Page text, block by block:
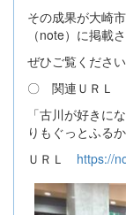
その成果が大崎
（note）に掲載
ぜひご覧ください
〇 関連ＵＲＬ
「古川が好きに
りもぐっとふる
ＵＲＬ https://